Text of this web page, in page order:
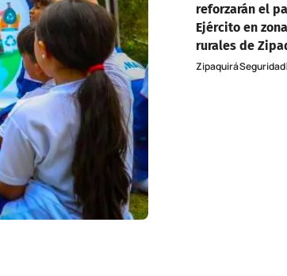
reforzarán el
Ejército en
rurales de
ZipaquiráSeguridad